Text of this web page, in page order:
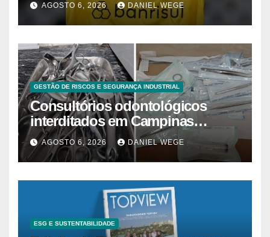
AGOSTO 6, 2026 DANIEL WEGE
GESTÃO DE RISCOS E SEGURANÇA INDUSTRIAL
Consultórios odontológicos
interditados em Campinas
superam 2025
AGOSTO 6, 2026 DANIEL WEGE
ESG E SUSTENTABILIDADE